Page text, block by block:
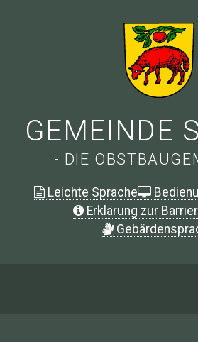
GEMEINDE
- DIE
Leichte Sprache
Erklärung zur
G